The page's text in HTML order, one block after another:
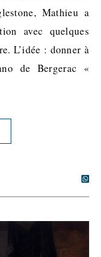
Mathieu a
avec quelques
L’idée : donner à
de Bergerac «